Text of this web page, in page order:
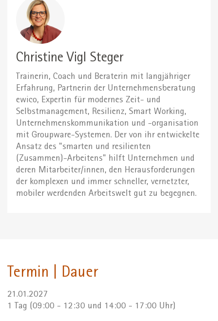
Christine Vigl Steger
Trainerin, Coach und Beraterin mit langjähriger
Erfahrung, Partnerin der Unternehmensberatung
ewico, Expertin für modernes Zeit- und
Selbstmanagement, Resilienz, Smart Working,
Unternehmenskommunikation und -organisation
mit Groupware-Systemen. Der von ihr entwickelte
Ansatz des "smarten und resilienten
(Zusammen)-Arbeitens" hilft Unternehmen und
deren Mitarbeiter/innen, den Herausforderungen
der komplexen und immer schneller, vernetzter,
mobiler werdenden Arbeitswelt gut zu begegnen.
Termin | Dauer
21.01.2027
1 Tag (09:00 - 12:30 und 14:00 - 17:00 Uhr)